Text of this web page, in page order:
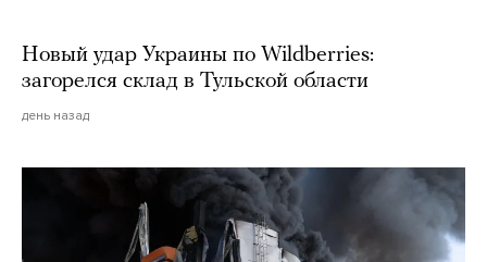
Новый удар Украины по Wildberries:
загорелся склад в Тульской области
день назад